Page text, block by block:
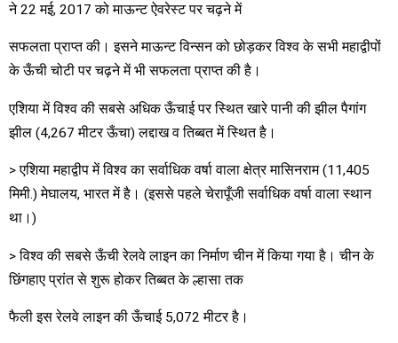
ने 22 मई, 2017 को माऊन्ट ऐवरेस्ट पर चढ़ने में
सफलता प्राप्त की। इसने माऊन्ट विन्सन को छोड़कर विश्व के सभी महाद्वीपों
के ऊँची चोटी पर चढ़ने में भी सफलता प्राप्त की है।
एशिया में विश्व की सबसे अधिक ऊँचाई पर स्थित खारे पानी की झील पैगांग
झील (4,267 मीटर ऊँचा) लद्दाख व तिब्बत में स्थित है।
> एशिया महाद्वीप में विश्व का सर्वाधिक वर्षा वाला क्षेत्र मासिनराम (11,405
मिमी.) मेघालय, भारत में है। (इससे पहले चेरापूँजी सर्वाधिक वर्षा वाला स्थान
था।)
> विश्व की सबसे ऊँची रेलवे लाइन का निर्माण चीन में किया गया है। चीन के
छिंगहाए प्रांत से शुरू होकर तिब्बत के ल्हासा तक
फैली इस रेलवे लाइन की ऊँचाई 5,072 मीटर है।